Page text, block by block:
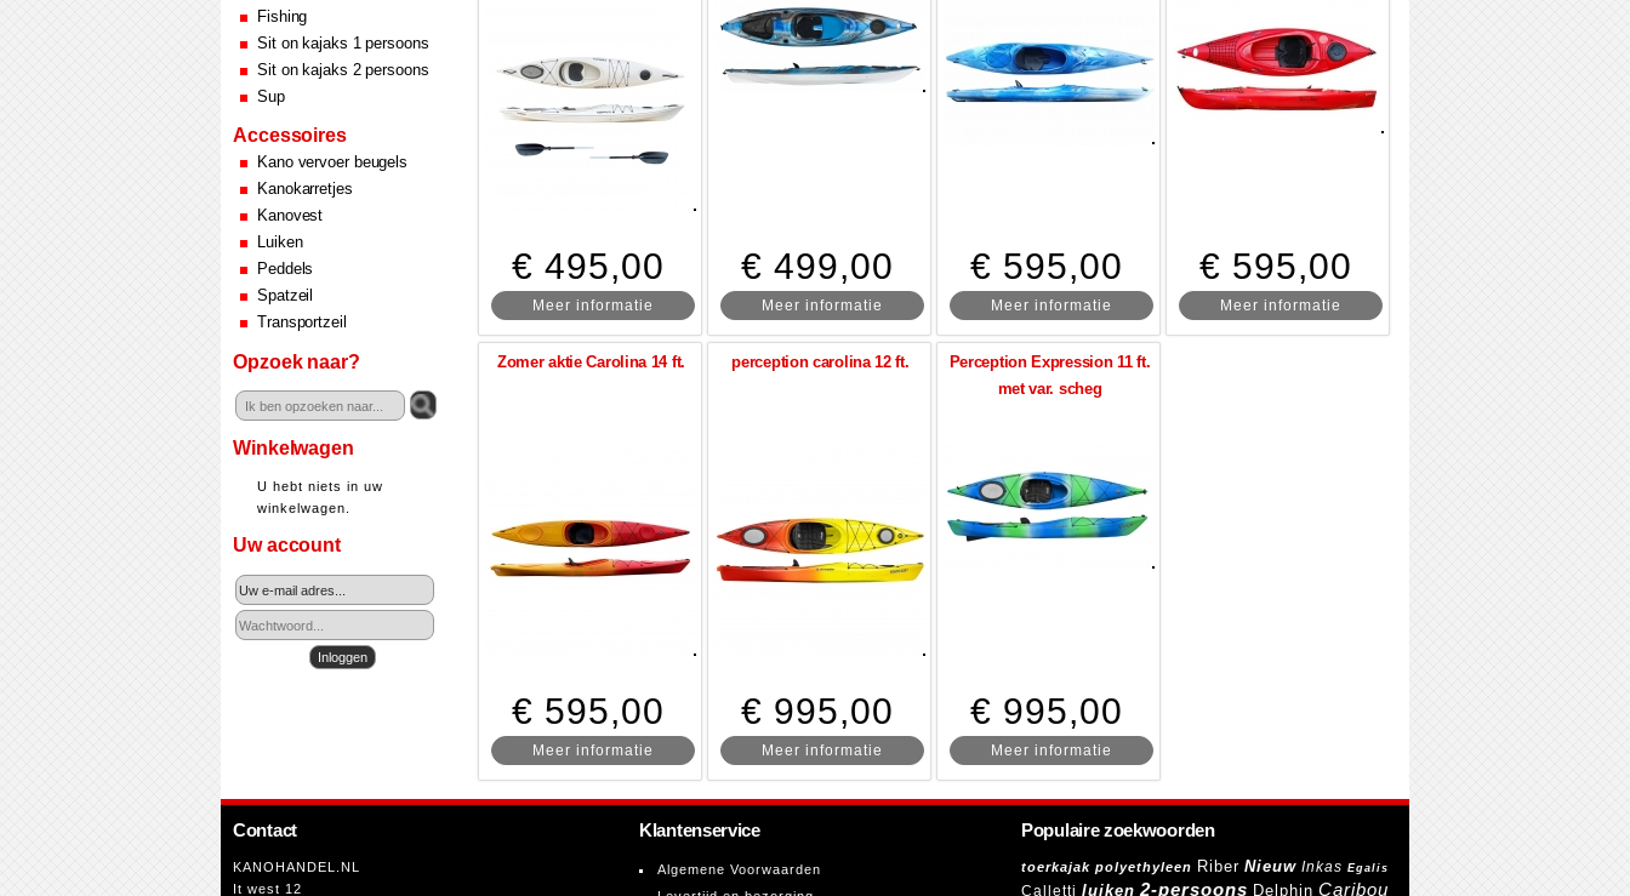
Fishing
Sit on kajaks 1 persoons
Sit on kajaks 2 persoons
Sup
Accessoires
Kano vervoer beugels
Kanokarretjes
Kanovest
Luiken
Peddels
Spatzeil
Transportzeil
Opzoek naar?
Winkelwagen
U hebt niets in uw
winkelwagen.
Uw account
€ 495,00
Meer informatie
€ 499,00
Meer informatie
€ 595,00
Meer informatie
€ 595,00
Meer informatie
Zomer aktie Carolina 14 ft.
€ 595,00
Meer informatie
perception carolina 12 ft.
€ 995,00
Meer informatie
Perception Expression 11 ft.
met var. scheg
€ 995,00
Meer informatie
Contact
KANOHANDEL.NL
It west 12
Klantenservice
Algemene Voorwaarden
Populaire zoekwoorden
toerkajak polyethyleen Riber Nieuw Inkas Egalis
Calletti luiken 2-persoons Delphin Caribou